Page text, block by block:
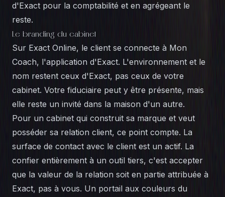
d'Exact pour la comptabilité et en agrégeant le
reste.
Le branding du cabinet
Sur Exact Online, le client se connecte à Mon
Coach, l'application d'Exact. L'environnement et le
nom restent ceux d'Exact, pas ceux de votre
cabinet. Votre fiduciaire peut y être présente, mais
elle reste un invité dans la maison d'un autre.
Pour un cabinet qui construit sa marque et veut
posséder sa relation client, ce point compte. La
surface de contact avec le client est un actif. La
confier entièrement à un outil tiers, c'est accepter
que la valeur de la relation soit en partie attribuée à
Exact, pas à vous. Un portail aux couleurs du